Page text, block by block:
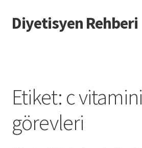
Dolaşıma
geç
İçeriğe
geç
Diyetisyen Rehberi
Hata Bildir
iletişim
Etiket: c vitamini
görevleri